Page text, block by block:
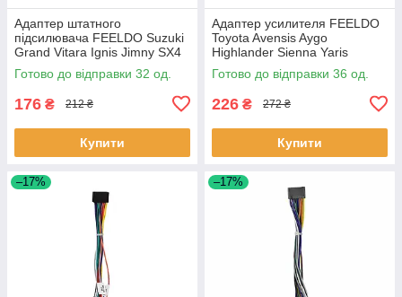
Адаптер штатного
підсилювача FEELDO Suzuki
Grand Vitara Ignis Jimny SX4
Splash Swift Liana Kizashi
(2096) 32 шт.
Готово до відправки 32 од.
176 ₴ 212 ₴
Купити
Адаптер усилителя FEELDO
Toyota Avensis Aygo
Highlander Sienna Yaris
Tacoma Hilux Materia (6382)
36шт
Готово до відправки 36 од.
226 ₴ 272 ₴
Купити
–17% –17%